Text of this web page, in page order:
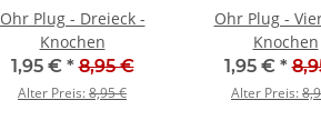
Ohr Plug - Dreieck -
Knochen
1,95 € * 8,95 €
Alter Preis:8,95 €
Ohr Plug -
Knochen
1,95 € *
Alter Preis: